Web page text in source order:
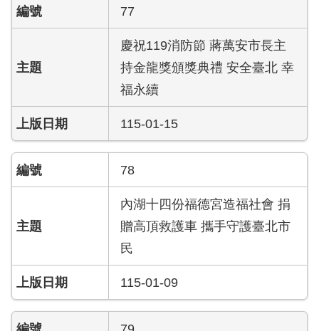
雙
彙
北
通
隱
私
資
全
政
77
慶祝119消防節 蔣萬安市長主
持金龍獎頒獎典禮 安全臺北 幸
福永續
115-01-15
78
內湖十四份福德宮造福社會 捐
贈高頂救護車 攜手守護臺北市
民
115-01-09